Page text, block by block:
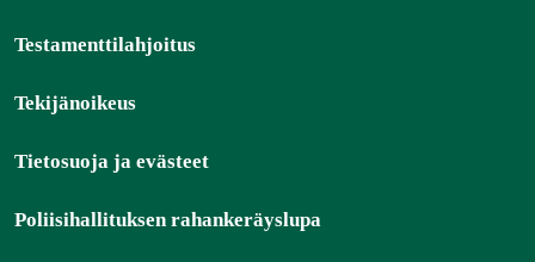
Testamenttilahjoitus
Tekijänoikeus
Tietosuoja ja evästeet
Poliisihallituksen rahankeräyslupa